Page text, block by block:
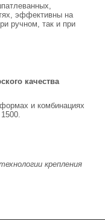
эффективны на
ручном, так и при
качества
и комбинациях
крепления